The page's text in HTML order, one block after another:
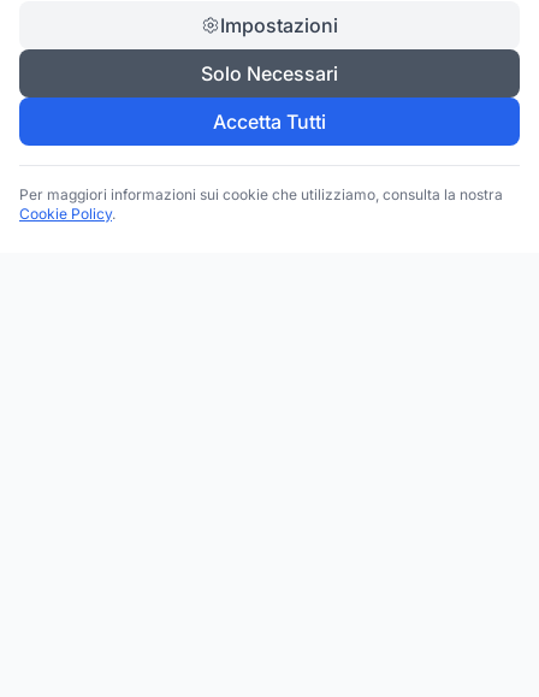
Impostazioni
Solo Necessari
Accetta Tutti
Per maggiori informazioni sui cookie che utilizziamo, consulta la nostra
Cookie Policy.